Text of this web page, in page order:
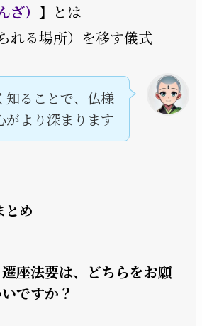
） 】とは
れる場所）を移す儀式
知ることで、仏様
がより深まります
め
座法要は、どちらをお願
ですか？